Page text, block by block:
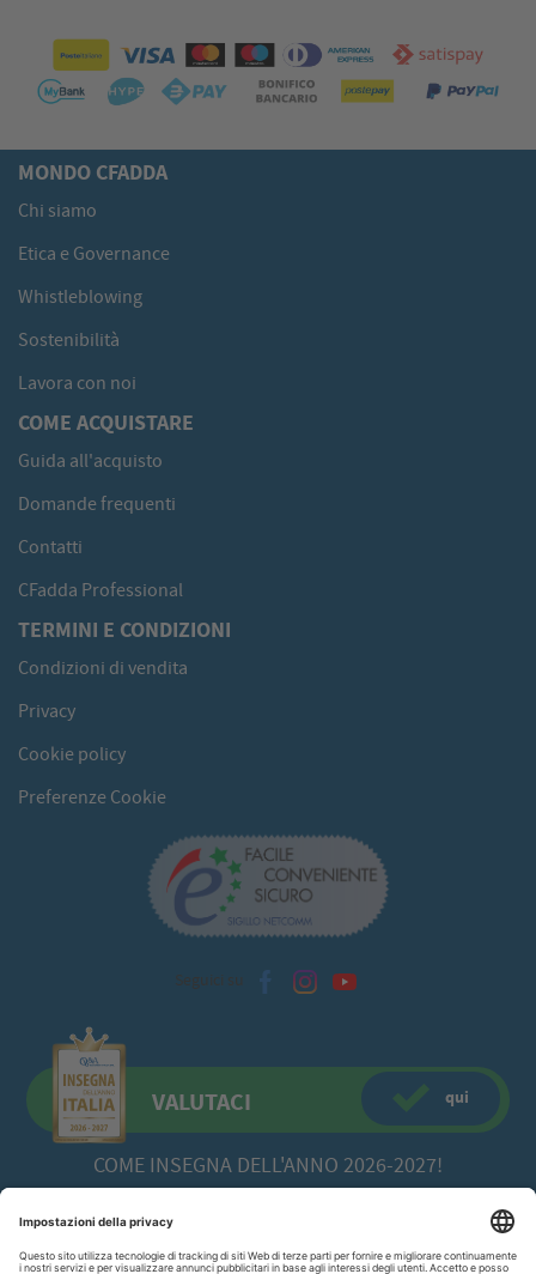
MONDO CFADDA
Chi siamo
Etica e Governance
Whistleblowing
Sostenibilità
Lavora con noi
COME ACQUISTARE
Guida all'acquisto
Domande frequenti
Contatti
CFadda Professional
TERMINI E CONDIZIONI
Condizioni di vendita
Privacy
Cookie policy
Preferenze Cookie
Seguici su
VALUTACI
COME INSEGNA DELL'ANNO 2026-2027!
qui